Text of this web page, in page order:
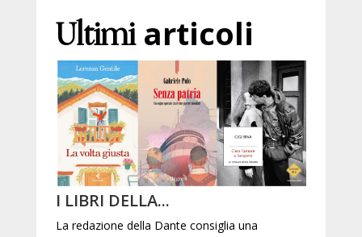
Ultimiarticoli
I LIBRI DELLA...
La redazione della Dante consiglia una